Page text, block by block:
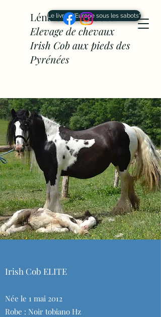
Léna Cahône Cobs -
Elevage de chevaux
Irish Cob aux pieds des
Pyrénées
Le livre "L'Europe sous les sabots"
Irish Cob ELITE
Née le 1 mai 2012
Robe : Noir tobiano Hz